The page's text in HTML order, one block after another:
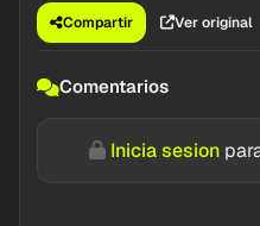
Compartir Ver original
Comentarios
Inicia sesion